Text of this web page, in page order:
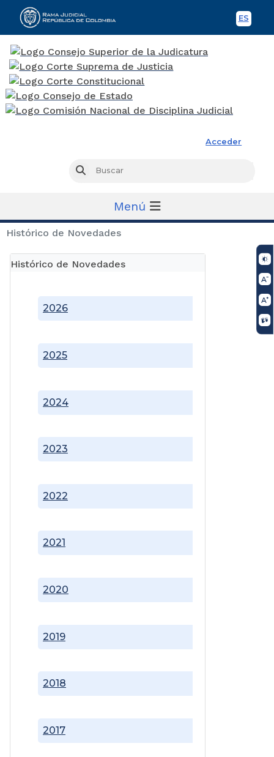
ES
Acceder
Buscar
Menú
Histórico de Novedades
Histórico de Novedades
2017
2018
2019
2020
2021
2022
2023
2024
2025
2026